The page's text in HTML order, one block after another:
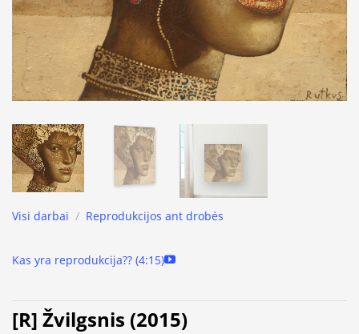
Visi darbai / Reprodukcijos ant drobės
Kas yra reprodukcija?? (4:15)
[R] Žvilgsnis (2015)